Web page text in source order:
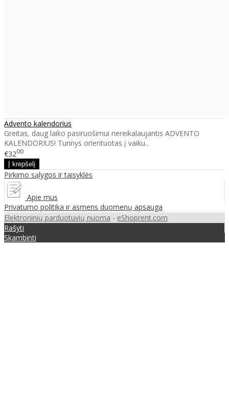
Advento kalendorius
Greitas, daug laiko pasiruošimui nereikalaujantis ADVENTO
KALENDORIUS! Turinys orientuotas į vaiku..
€3200
Pirkimo sąlygos ir taisyklės
Apie mus
Privatumo politika ir asmens duomenų apsauga
Elektroninių parduotuvių nuoma - eShoprent.com
Rašyti
Skambinti